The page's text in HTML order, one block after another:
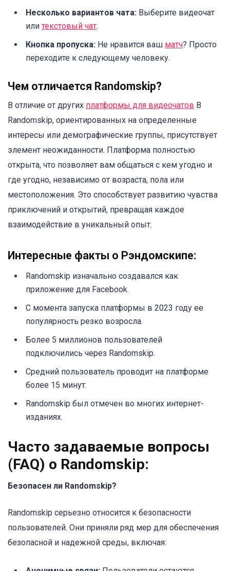
Несколько вариантов чата: Выберите видеочат
или текстовый чат.
Кнопка пропуска: Не нравится ваш матч? Просто
переходите к следующему человеку.
Чем отличается Randomskip?
В отличие от других платформы для видеочатов В
Randomskip, ориентированных на определенные
интересы или демографические группы, присутствует
элемент неожиданности. Платформа полностью
открыта, что позволяет вам общаться с кем угодно и
где угодно, независимо от возраста, пола или
местоположения. Это способствует развитию чувства
приключений и открытий, превращая каждое
взаимодействие в уникальный опыт.
Интересные факты о Рэндомскипе:
Randomskip изначально создавался как
приложение для Facebook.
С момента запуска платформы в 2023 году ее
популярность резко возросла.
Более 5 миллионов пользователей
подключились через Randomskip.
Средний пользователь проводит на платформе
более 15 минут.
Randomskip был отмечен во многих интернет-
изданиях.
Часто задаваемые вопросы
(FAQ) о Randomskip:
Безопасен ли Randomskip?
Randomskip серьезно относится к безопасности
пользователей. Они приняли ряд мер для обеспечения
безопасной и надежной среды, включая: